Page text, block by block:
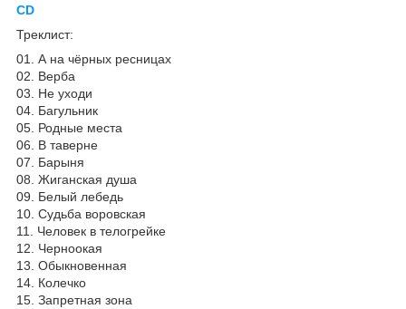
CD
Треклист:
01. А на чёрных ресницах
02. Верба
03. Не уходи
04. Багульник
05. Родные места
06. В таверне
07. Барыня
08. Жиганская душа
09. Белый лебедь
10. Судьба воровская
11. Человек в телогрейке
12. Черноокая
13. Обыкновенная
14. Колечко
15. Запретная зона